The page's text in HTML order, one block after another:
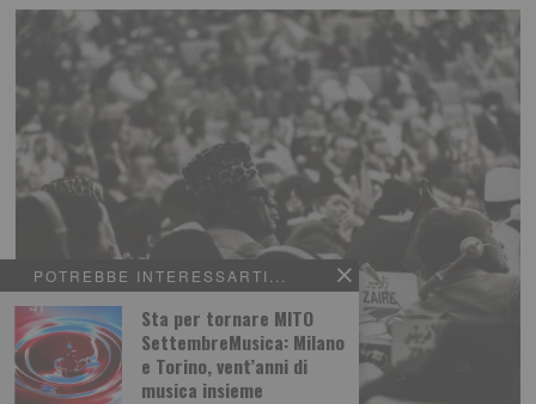
POTREBBE INTERESSARTI...
Sta per tornare MITO
SettembreMusica: Milano
e Torino, vent’anni di
musica insieme